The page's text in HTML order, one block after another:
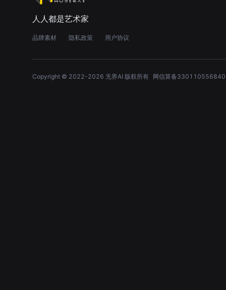
人人都是艺术家
品牌素材 隐私政策 用户协议
Copyright © 2022-2026 无界AI 版权所有 网信算备